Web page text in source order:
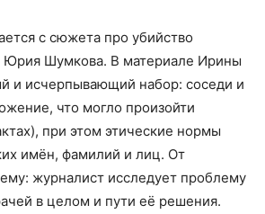
с сюжета про убийство
Юрия Шумкова. В материале Ирины
и исчерпывающий набор: соседи и
что могло произойти
при этом этические нормы
имён, фамилий и лиц. От
журналист исследует проблему
в целом и пути её решения.